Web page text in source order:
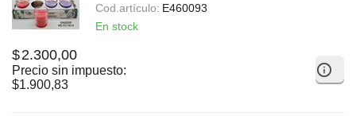
Cod.artículo: E460093
En stock
$2.300,00
Precio sin impuesto:
$1.900,83